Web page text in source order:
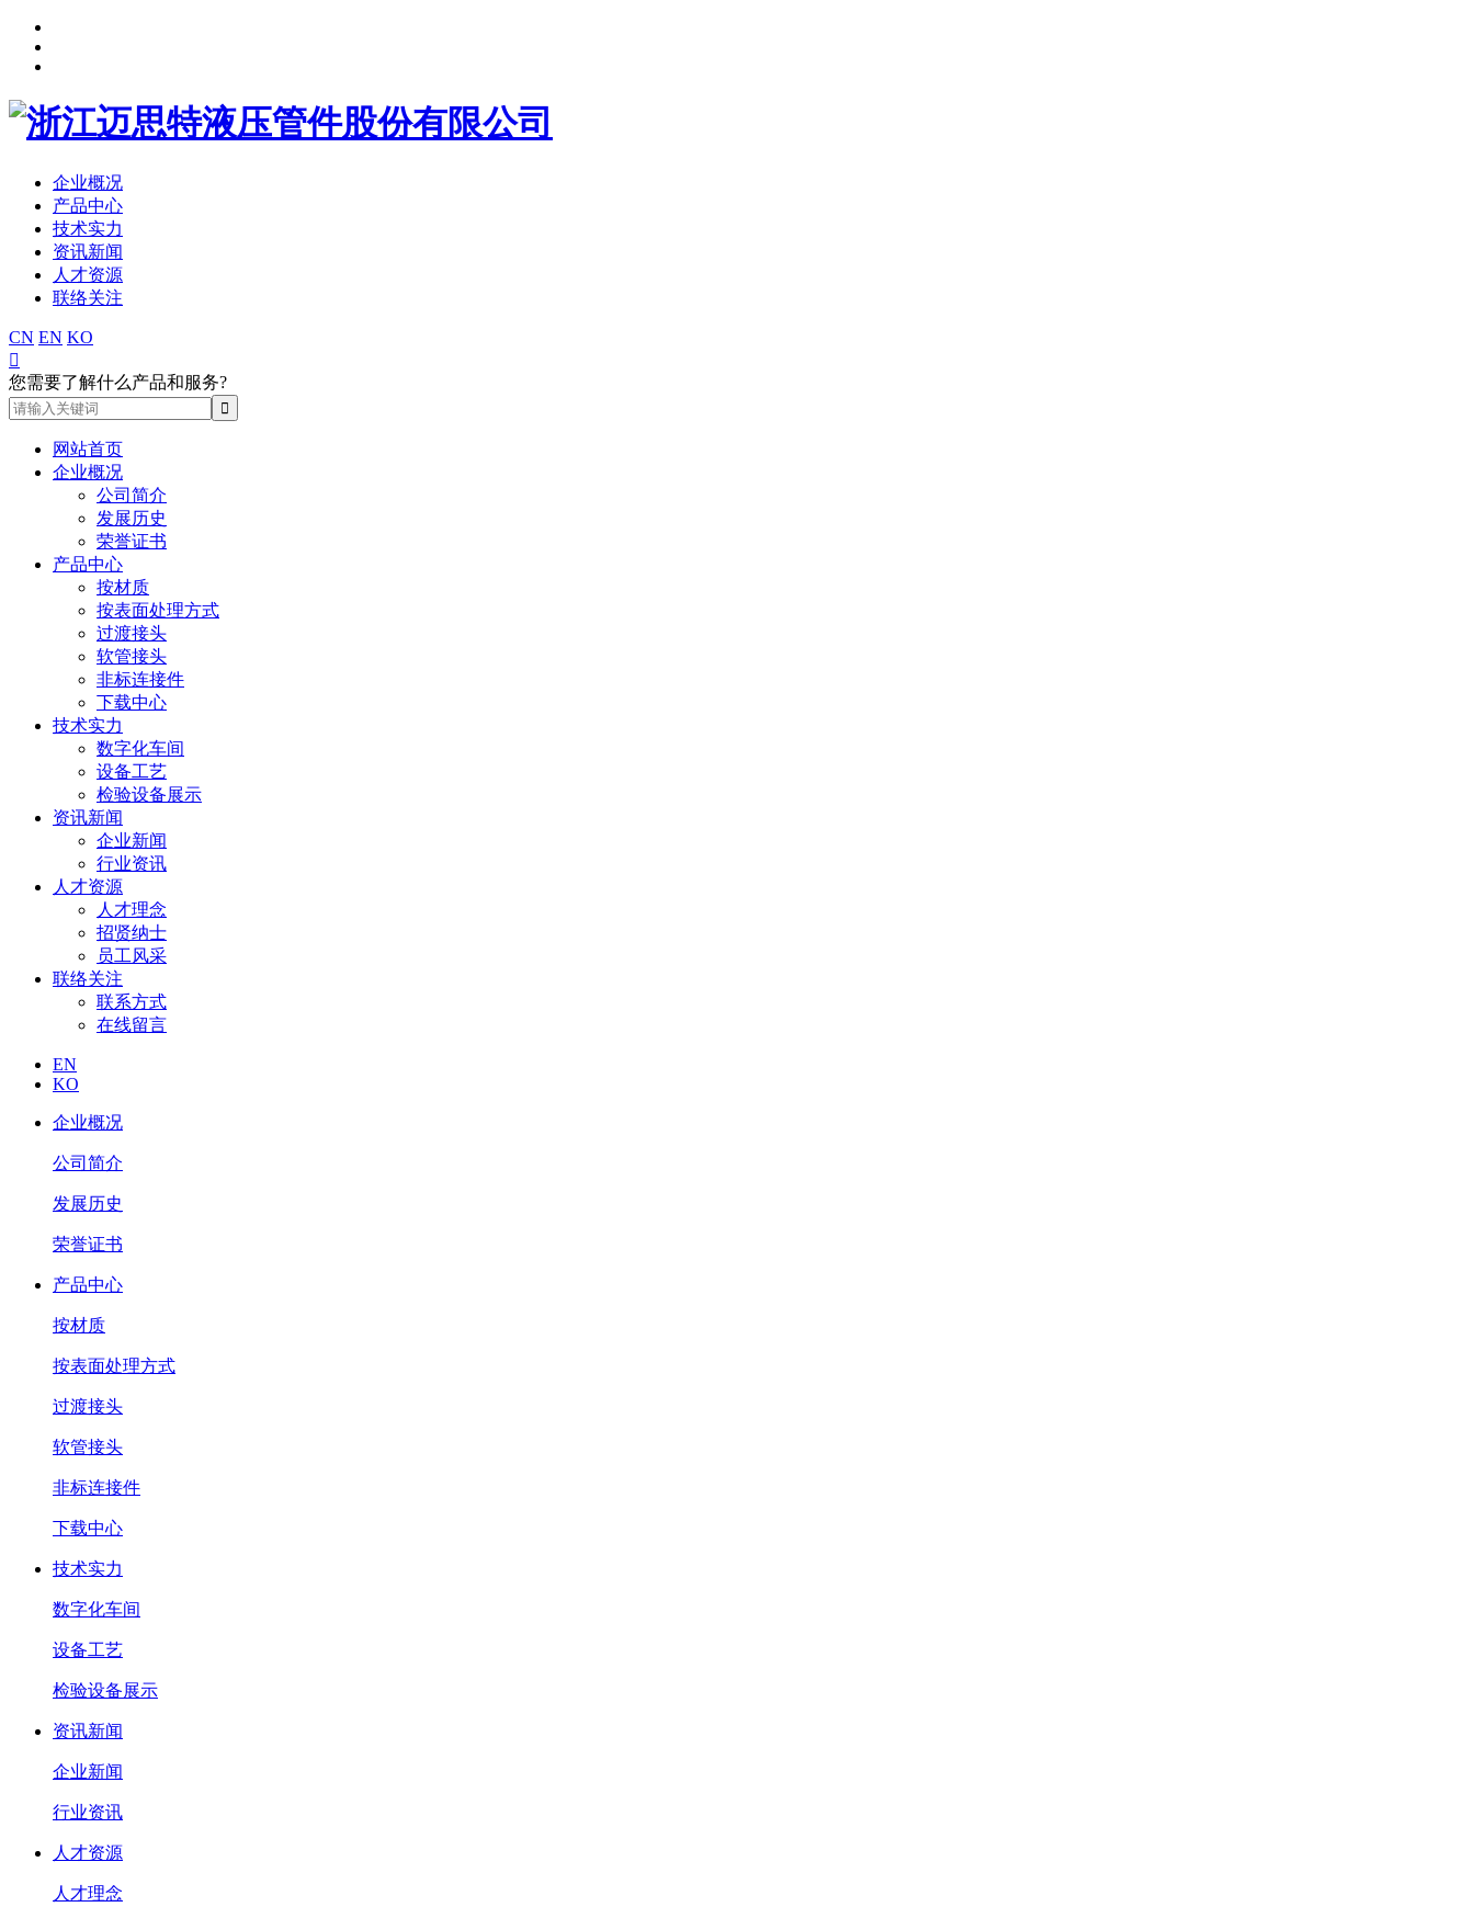
企业概况
产品中心
技术实力
资讯新闻
人才资源
联络关注
CN EN KO

您需要了解什么产品和服务?
网站首页
企业概况
公司简介
发展历史
荣誉证书
产品中心
按材质
按表面处理方式
过渡接头
软管接头
非标连接件
下载中心
技术实力
数字化车间
设备工艺
检验设备展示
资讯新闻
企业新闻
行业资讯
人才资源
人才理念
招贤纳士
员工风采
联络关注
联系方式
在线留言
EN
KO
企业概况
公司简介
发展历史
荣誉证书
产品中心
按材质
按表面处理方式
过渡接头
软管接头
非标连接件
下载中心
技术实力
数字化车间
设备工艺
检验设备展示
资讯新闻
企业新闻
行业资讯
人才资源
人才理念